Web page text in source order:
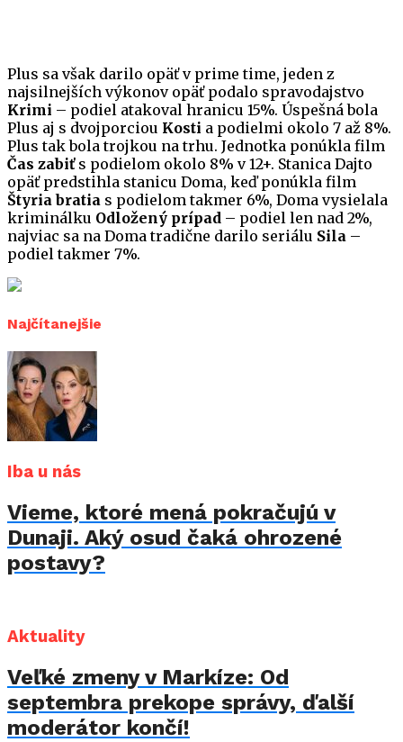
Plus sa však darilo opäť v prime time, jeden z
najsilnejších výkonov opäť podalo spravodajstvo
Krimi – podiel atakoval hranicu 15%. Úspešná bola
Plus aj s dvojporciou Kosti a podielmi okolo 7 až 8%.
Plus tak bola trojkou na trhu. Jednotka ponúkla film
Čas zabiťs podielom okolo 8% v 12+. Stanica Dajto
opäť predstihla stanicu Doma, keď ponúkla film
Štyria bratia s podielom takmer 6%, Doma vysielala
kriminálku Odložený prípad – podiel len nad 2%,
najviac sa na Doma tradične darilo seriálu Sila –
podiel takmer 7%.
Najčítanejšie
Iba u nás
Vieme, ktoré mená pokračujú v
Dunaji. Aký osud čaká ohrozené
postavy?
Aktuality
Veľké zmeny v Markíze: Od
septembra prekope správy, ďalší
moderátor končí!